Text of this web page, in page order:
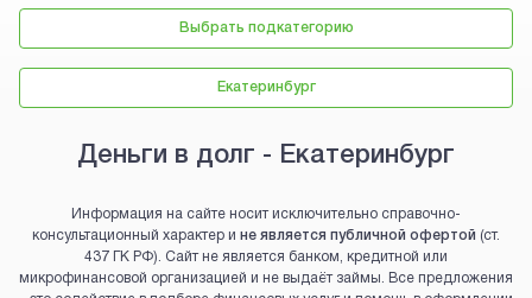
Выбрать подкатегорию
Екатеринбург
Деньги в долг - Екатеринбург
Информация на сайте носит исключительно справочно-
консультационный характер и не является публичной офертой (ст.
437 ГК РФ). Сайт не является банком, кредитной или
микрофинансовой организацией и не выдаёт займы. Все предложения